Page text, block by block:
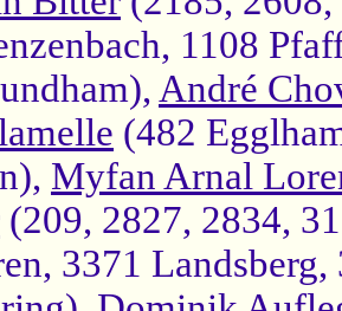
1108
André
(482
Myfan Arnal
(209, 2827, 2834,
3371